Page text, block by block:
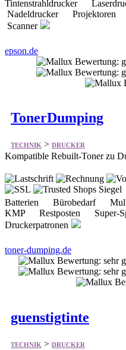
Tintenstrahldrucker
Nadeldrucker
Scanner
epson.de
TonerDumping
TECHNIK > DRUCKER
Kompatible Rebuilt-Toner zu
Batterien Bürobedarf
KMP Restposten Super-
Druckerpatronen
toner-dumping.de
guenstigtinte
TECHNIK > DRUCKER